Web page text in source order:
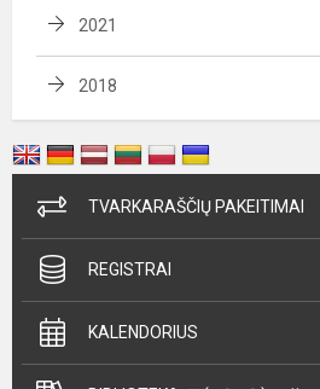
2021
2018
TVARKARAŠČIŲ PAKEITIMAI
REGISTRAI
KALENDORIUS